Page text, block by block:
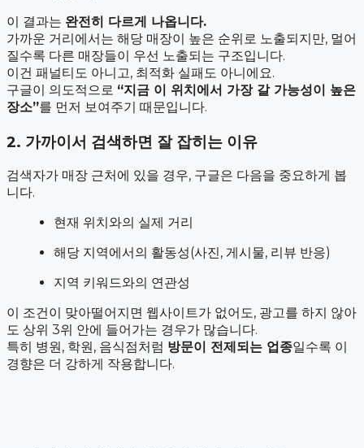
이 결과는 완전히 다르게 나옵니다.
가까운 거리에서는 해당 매장이 높은 순위로 노출되지만, 멀어
질수록 다른 매장들이 우선 노출되는 구조입니다.
이건 패널티도 아니고, 최적화 실패도 아니에요.
구글이 의도적으로 “지금 이 위치에서 가장 갈 가능성이 높은
장소”를 먼저 보여주기 때문입니다.
2. 가까이서 검색하면 잘 잡히는 이유
검색자가 매장 근처에 있을 경우, 구글은 다음을 중요하게 봅
니다.
현재 위치와의 실제 거리
해당 지역에서의 활동성(사진, 게시물, 리뷰 반응)
지역 키워드와의 연관성
이 조건이 맞아떨어지면 웹사이트가 없어도, 광고를 하지 않아
도 상위 3위 안에 들어가는 경우가 많습니다.
특히 병원, 학원, 음식점처럼 방문이 전제되는 업종일수록 이
경향은 더 강하게 작용합니다.